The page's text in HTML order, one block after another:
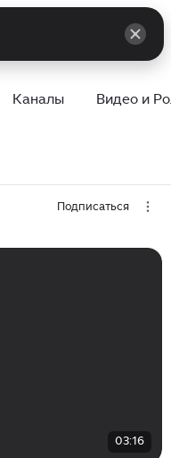
Каналы Видео и
Подписаться
03:16